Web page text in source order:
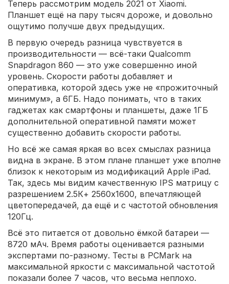
Теперь рассмотрим модель 2021 от Xiaomi.
Планшет ещё на пару тысяч дороже, и довольно
ощутимо получше двух предыдущих.
В первую очередь разница чувствуется в
производительности — всё-таки Qualcomm
Snapdragon 860 — это уже совершенно иной
уровень. Скорости работы добавляет и
оперативка, которой здесь уже не «прожиточный
минимум», а 6ГБ. Надо понимать, что в таких
гаджетах как смартфоны и планшеты, даже 1ГБ
дополнительной оперативной памяти может
существенно добавить скорости работы.
Но всё же самая яркая во всех смыслах разница
видна в экране. В этом плане планшет уже вполне
близок к некоторым из модификаций Apple iPad.
Так, здесь мы видим качественную IPS матрицу с
разрешением 2.5К+ 2560x1600, впечатляющей
цветопередачей, да ещё и с частотой обновления
120Гц.
Всё это питается от довольно ёмкой батареи —
8720 мАч. Время работы оценивается разными
экспертами по-разному. Тесты в PCMark на
максимальной яркости с максимальной частотой
показали более 7 часов, что весьма неплохо.